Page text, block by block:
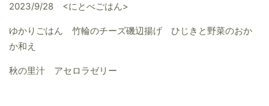
2023/9/28 <にとべごはん>
ゆかりごはん 竹輪のチーズ磯辺揚げ ひじきと野菜のおか
か和え
秋の里汁 アセロラゼリー